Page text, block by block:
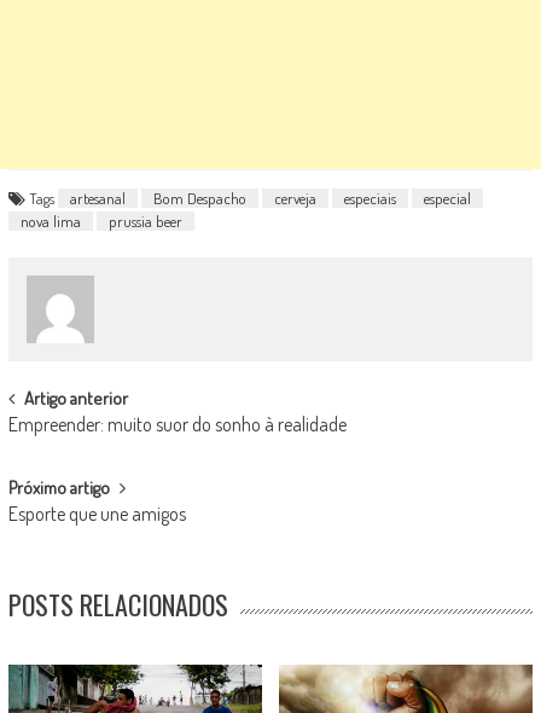
Tags artesanal Bom Despacho cerveja especiais
especial
nova lima
prussia beer
POST
NAVIGATION
Artigo anterior
Empreender: muito suor do sonho à realidade
Próximo artigo
Esporte que une amigos
POSTS RELACIONADOS